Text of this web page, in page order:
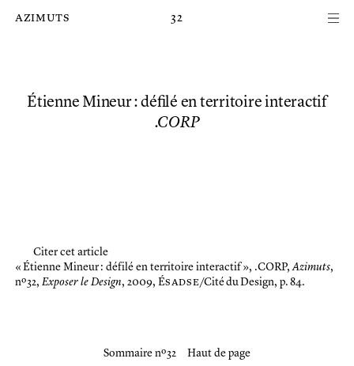
azimuts 32
Étienne Mineur : défilé en territoire interactif
.CORP
Citer cet article
« Étienne Mineur : défilé en territoire interactif », .CORP,Azimuts,
nº 32, Exposer le Design, 2009, Ésadse/Cité du Design, p. 84.
Sommaire nº 32 Haut de page